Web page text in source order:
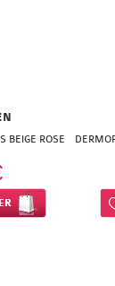
BEIGE ROSE